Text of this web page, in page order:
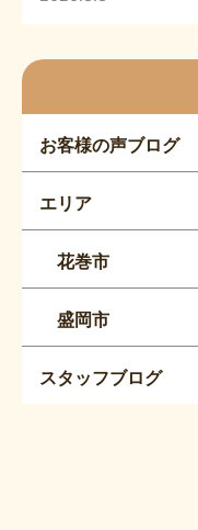
お客様の声ブログ
エリア
花巻市
盛岡市
スタッフブログ